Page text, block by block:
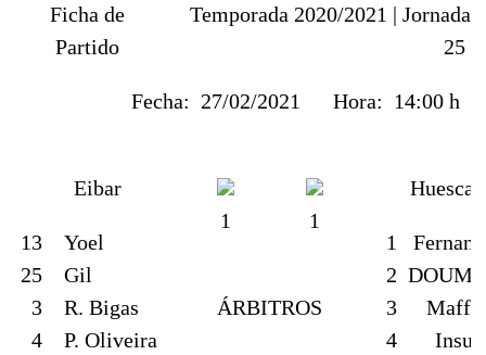
Ficha de
Partido
Temporada 2020/2021 | Jornada
25
Fecha: 27/02/2021 Hora: 14:00 h
Eibar
13
Yoel
25
Gil
3
R. Bigas
4
P. Oliveira
1 1
ÁRBITROS
Huesca
1
2
3
4
Insua